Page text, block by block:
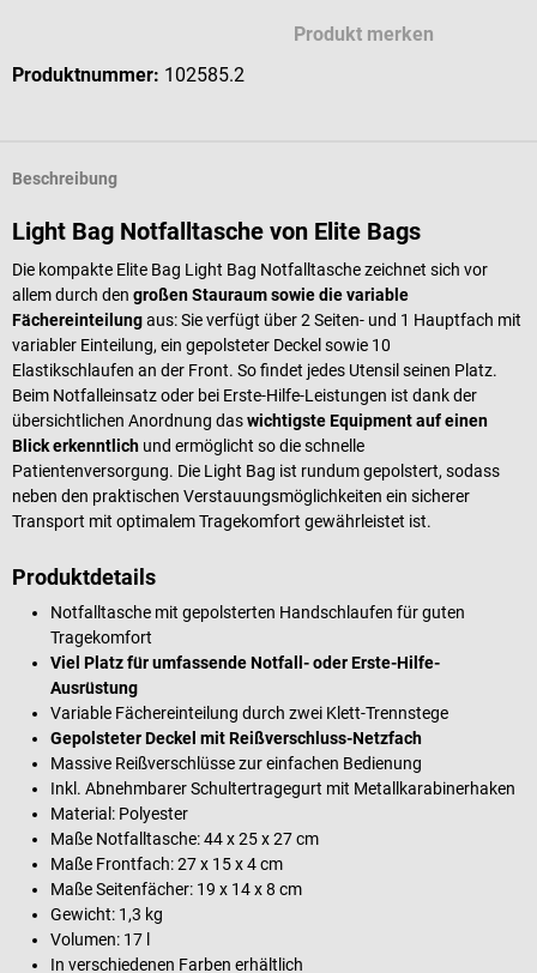
Produkt merken
Produktnummer: 102585.2
Beschreibung
Light Bag Notfalltasche von Elite Bags
Die kompakte Elite Bag Light Bag Notfalltasche zeichnet sich vor
allem durch den großen Stauraum sowie die variable
Fächereinteilungaus: Sie verfügt über 2 Seiten- und 1 Hauptfach mit
variabler Einteilung, ein gepolsteter Deckel sowie 10
Elastikschlaufen an der Front. So findet jedes Utensil seinen Platz.
Beim Notfalleinsatz oder bei Erste-Hilfe-Leistungen ist dank der
übersichtlichen Anordnung daswichtigste Equipment auf einen
Blick erkenntlich und ermöglicht so die schnelle
Patientenversorgung. Die Light Bag ist rundum gepolstert, sodass
neben den praktischen Verstauungsmöglichkeiten ein sicherer
Transport mit optimalem Tragekomfort gewährleistet ist.
Produktdetails
Notfalltasche mit gepolsterten Handschlaufen für guten
Tragekomfort
Viel Platz für umfassende Notfall- oder Erste-Hilfe-
Ausrüstung
Variable Fächereinteilung durch zwei Klett-Trennstege
Gepolsteter Deckel mit Reißverschluss-Netzfach
Massive Reißverschlüsse zur einfachen Bedienung
Inkl. Abnehmbarer Schultertragegurt mit Metallkarabinerhaken
Material: Polyester
Maße Notfalltasche: 44 x 25 x 27 cm
Maße Frontfach: 27 x 15 x 4 cm
Maße Seitenfächer: 19 x 14 x 8 cm
Gewicht: 1,3 kg
Volumen: 17 l
In verschiedenen Farben erhältlich